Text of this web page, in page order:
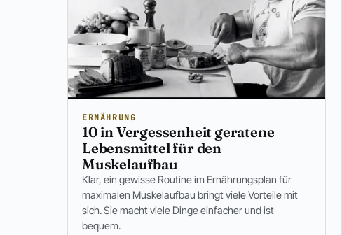
ERNÄHRUNG
10 in Vergessenheit geratene
Lebensmittel für den
Muskelaufbau
Klar, ein gewisse Routine im Ernährungsplan für
maximalen Muskelaufbau bringt viele Vorteile mit
sich. Sie macht viele Dinge einfacher und ist
bequem.